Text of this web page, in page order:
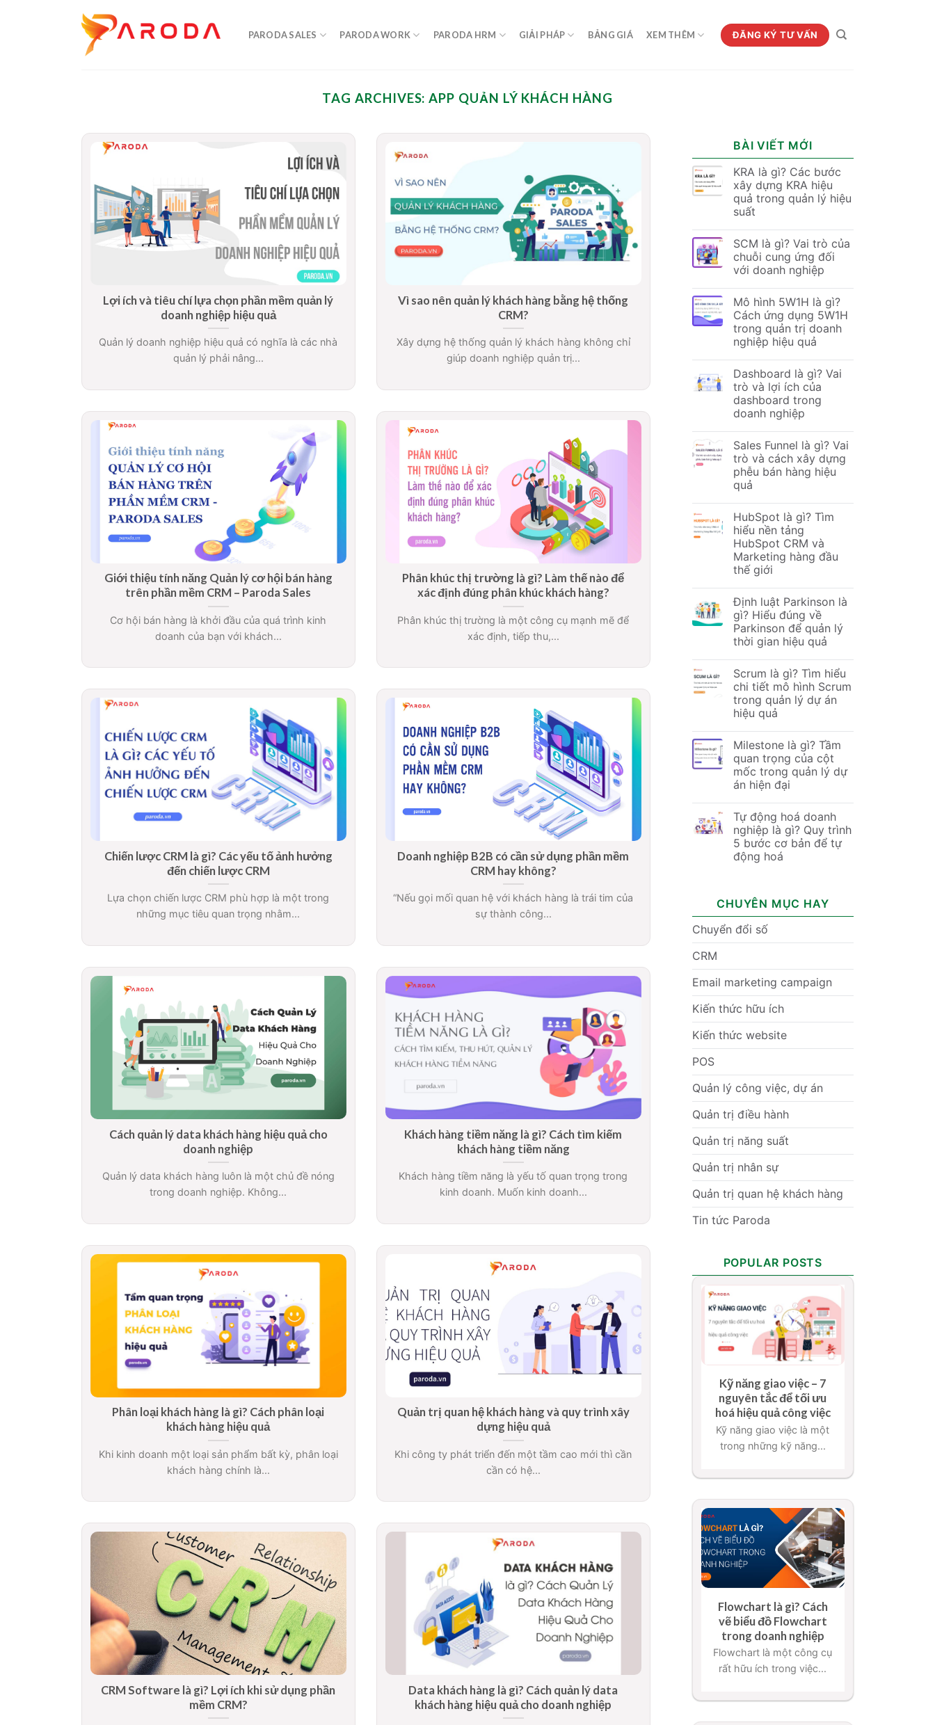
PARODA SALES PARODA WORK PARODA HRM GIẢI PHÁP BẢNG GIÁ XEM THÊM ĐĂNG KÝ TƯ VẤN
TAG ARCHIVES:APP QUẢN LÝ KHÁCH HÀNG
Lợi ích và tiêu chí lựa chọn phần mềm quản lý
doanh nghiệp hiệu quả
Quản lý doanh nghiệp hiệu quả có nghĩa là các nhà
quản lý phải nâng...
Vì sao nên quản lý khách hàng bằng hệ thống
CRM?
Xây dựng hệ thống quản lý khách hàng không chỉ
giúp doanh nghiệp quản trị...
Giới thiệu tính năng Quản lý cơ hội bán hàng
trên phần mềm CRM – Paroda Sales
Cơ hội bán hàng là khởi đầu của quá trình kinh
doanh của bạn với khách...
Phân khúc thị trường là gì? Làm thế nào để
xác định đúng phân khúc khách hàng?
Phân khúc thị trường là một công cụ mạnh mẽ để
xác định, tiếp thu,...
Chiến lược CRM là gì? Các yếu tố ảnh hưởng
đến chiến lược CRM
Lựa chọn chiến lược CRM phù hợp là một trong
những mục tiêu quan trọng nhằm...
Doanh nghiệp B2B có cần sử dụng phần mềm
CRM hay không?
“Nếu gọi mối quan hệ với khách hàng là trái tim của
sự thành công...
Cách quản lý data khách hàng hiệu quả cho
doanh nghiệp
Quản lý data khách hàng luôn là một chủ đề nóng
trong doanh nghiệp. Không...
Khách hàng tiềm năng là gì? Cách tìm kiếm
khách hàng tiềm năng
Khách hàng tiềm năng là yếu tố quan trọng trong
kinh doanh. Muốn kinh doanh...
Phân loại khách hàng là gì? Cách phân loại
khách hàng hiệu quả
Khi kinh doanh một loại sản phẩm bất kỳ, phân loại
khách hàng chính là...
Quản trị quan hệ khách hàng và quy trình xây
dựng hiệu quả
Khi công ty phát triển đến một tầm cao mới thì cần
cần có hệ...
CRM Software là gì? Lợi ích khi sử dụng phần
mềm CRM?
Data khách hàng là gì? Cách quản lý data
khách hàng hiệu quả cho doanh nghiệp
BÀI VIẾT MỚI
KRA là gì? Các bước
xây dựng KRA hiệu
quả trong quản lý hiệu
suất
SCM là gì? Vai trò của
chuỗi cung ứng đối
với doanh nghiệp
Mô hình 5W1H là gì?
Cách ứng dụng 5W1H
trong quản trị doanh
nghiệp hiệu quả
Dashboard là gì? Vai
trò và lợi ích của
dashboard trong
doanh nghiệp
Sales Funnel là gì? Vai
trò và cách xây dựng
phễu bán hàng hiệu
quả
HubSpot là gì? Tìm
hiểu nền tảng
HubSpot CRM và
Marketing hàng đầu
thế giới
Định luật Parkinson là
gì? Hiểu đúng về
Parkinson để quản lý
thời gian hiệu quả
Scrum là gì? Tìm hiểu
chi tiết mô hình Scrum
trong quản lý dự án
hiệu quả
Milestone là gì? Tầm
quan trọng của cột
mốc trong quản lý dự
án hiện đại
Tự động hoá doanh
nghiệp là gì? Quy trình
5 bước cơ bản để tự
động hoá
CHUYÊN MỤC HAY
Chuyển đổi số
CRM
Email marketing campaign
Kiến thức hữu ích
Kiến thức website
POS
Quản lý công việc, dự án
Quản trị điều hành
Quản trị năng suất
Quản trị nhân sự
Quản trị quan hệ khách hàng
Tin tức Paroda
POPULAR POSTS
Kỹ năng giao việc – 7
nguyên tắc để tối ưu
hoá hiệu quả công việc
Kỹ năng giao việc là một
trong những kỹ năng...
Flowchart là gì? Cách
vẽ biểu đồ Flowchart
trong doanh nghiệp
Flowchart là một công cụ
rất hữu ích trong việc...